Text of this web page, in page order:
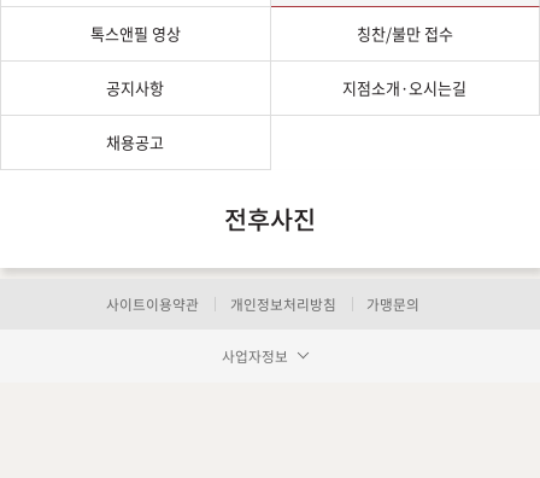
톡스앤필 영상 칭찬/불만 접수
공지사항 지점소개·오시는길
채용공고
전후사진
사이트이용약관 개인정보처리방침 가맹문의
사업자정보